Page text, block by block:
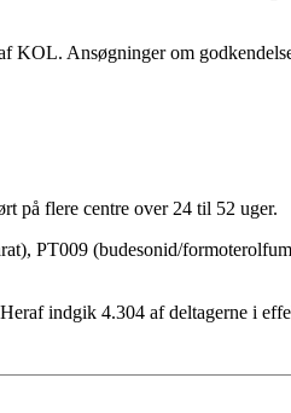
Ansøgninger om
på flere centre over 24 til 52 uger.
PT009 (budesonid/
indgik 4.304 af deltagerne i